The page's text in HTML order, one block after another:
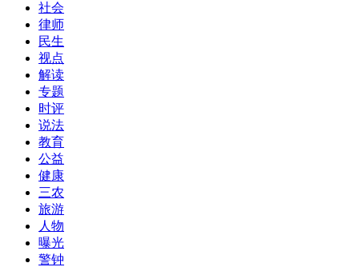
社会
律师
民生
视点
解读
专题
时评
说法
教育
公益
健康
三农
旅游
人物
曝光
警钟